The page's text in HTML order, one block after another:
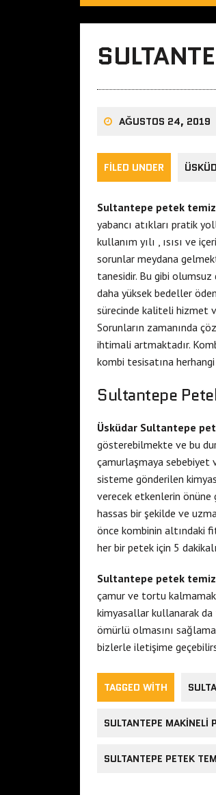
AĞUSTOS 24, 2019
FILED UNDER
Sultantepe petek
yabancı atıkları pratik
kullanım yılı , ısısı ve
sorunlar meydana
tanesidir. Bu gibi
daha yüksek bedeller
sürecinde kaliteli hizmet
Sorunların zamanında
ihtimali artmaktadır.
kombi tesisatına
Sultantepe
Üsküdar Sultantepe
gösterebilmekte ve bu
çamurlaşmaya sebebiyet
sisteme gönderilen
verecek etkenlerin
hassas bir şekilde ve
önce kombinin altındaki
her bir petek için 5
Sultantepe petek
çamur ve tortu
kimyasallar kullanarak da
ömürlü olmasını
bizlerle iletişime
TAGGED WITH
SULTANTEPE MAKINELI
SULTANTEPE PETEK